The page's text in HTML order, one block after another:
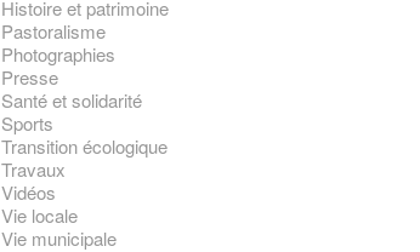
Histoire et patrimoine
Pastoralisme
Photographies
Presse
Santé et solidarité
Sports
Transition écologique
Travaux
Vidéos
Vie locale
Vie municipale